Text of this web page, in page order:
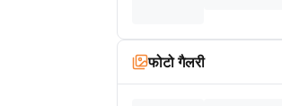
फोटो गैलरी